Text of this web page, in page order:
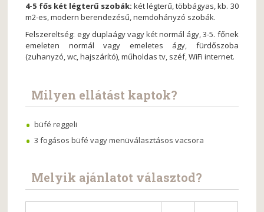
4-5 fős két légterű szobák: két légterű, többágyas, kb. 30
m2-es, modern berendezésű, nemdohányzó szobák.
Felszereltség: egy duplaágy vagy két normál ágy, 3-5. főnek
emeleten normál vagy emeletes ágy, fürdőszoba
(zuhanyzó, wc, hajszárító), műholdas tv, széf, WiFi internet.
Milyen ellátást kaptok?
büfé reggeli
3 fogásos büfé vagy menüválasztásos vacsora
Melyik ajánlatot választod?